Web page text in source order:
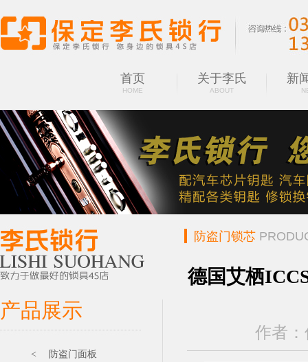
首页
HOME
关于李氏
ABOUT
新
产品展示
< 防盗门面板
防盗门锁芯
德国艾栖
作者：